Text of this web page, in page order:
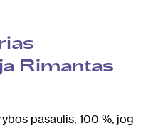
Rimantas
pasaulis, 100 %, jog